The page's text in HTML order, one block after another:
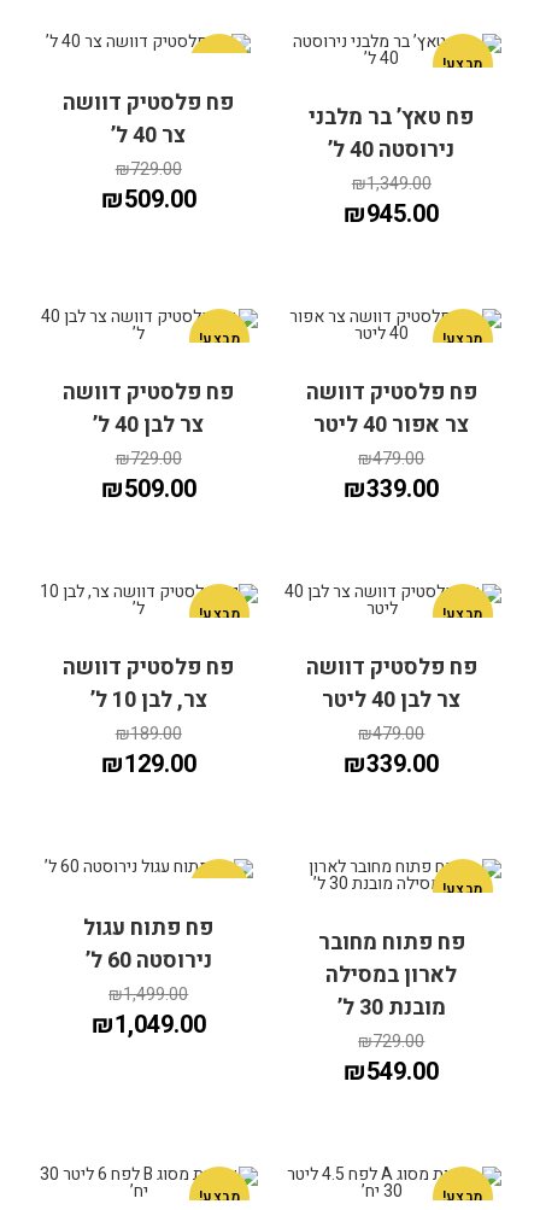
הוספה לסל
מבצע!
הוספה לסל
פח טאץ’ בר מלבני
נירוסטה 40 ל’
₪1,349.00
₪945.00
הוספה לסל
פח פלסטיק דוושה
צר 40 ל’
₪729.00
₪509.00
מבצע!
הוספה לסל
פח פלסטיק דוושה
צר אפור 40 ליטר
₪479.00
₪339.00
מבצע!
הוספה לסל
פח פלסטיק דוושה
צר לבן 40 ל’
₪729.00
₪509.00
מבצע!
פח פלסטיק דוושה
צר לבן 40 ליטר
₪479.00
₪339.00
מבצע!
פח פלסטיק דוושה
צר, לבן 10 ל’
₪189.00
₪129.00
מבצע!
פח פתוח מחובר
לארון במסילה
מובנת 30 ל’
₪729.00
₪549.00
פח פתוח עגול
נירוסטה 60 ל’
₪1,499.00
₪1,049.00
מבצע! מבצע!